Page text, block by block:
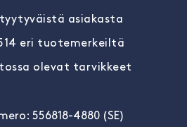
tyytyväistä asiakasta
eri tuotemerkeiltä
olevat tarvikkeet
556818-4880 (SE)